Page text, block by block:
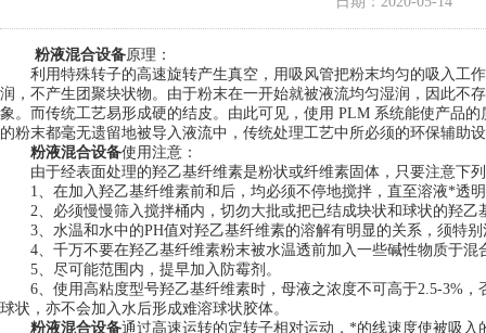
粉液混合设备原理：
利用特殊转子的高速旋转产生真空，用吸风管把粉末均匀的吸入工
润，不产生团聚块状物。由于粉末在一开始就被液流均匀湿润，因此不
象。而传统工艺易形成硬的结皮。由此可见，使用 PLM 系统能使产品
的粉末都毫无遗留地被导入液流中，传统处理工艺中所必须的环保辅助
粉液混合设备使用注意：
由于经表面处理的羟乙基纤维素是粉状或纤维素固体，只要注意下
1、在加入羟乙基纤维素前和后，均必须不停地搅拌，直至溶液*透
2、必须慢慢筛入搅拌桶内，切勿大批或把已结成块状和球状的羟乙
3、水温和水中的PH值对羟乙基纤维素的溶解有明显的关系，须特别
4、千万不要在羟乙基纤维素粉末被水温透前加入一些碱性物质于混
5、尽可能范围内，提早加入防霉剂。
6、使用高粘度型号羟乙基纤维素时，母液之浓度不可高于2.5-3%，
球状，亦不会加入水后形成难溶球状胶体。
粉液混合设备通过高速运转的定转子相对运动，*的线速度使被吸